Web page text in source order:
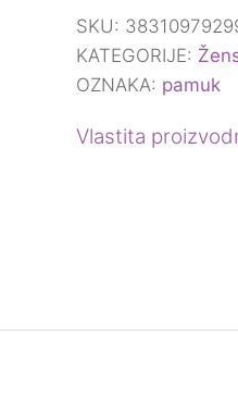
SKU:
KATEGORIJE:
OZNAKA: pamuk
Vlastita